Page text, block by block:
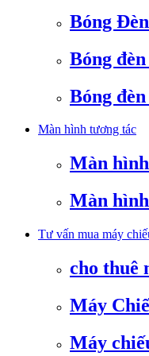
Bóng
Bóng
Bóng
Màn hình tương tác
Màn
Màn
Tư vấn mua máy
cho thuê
Máy
Máy